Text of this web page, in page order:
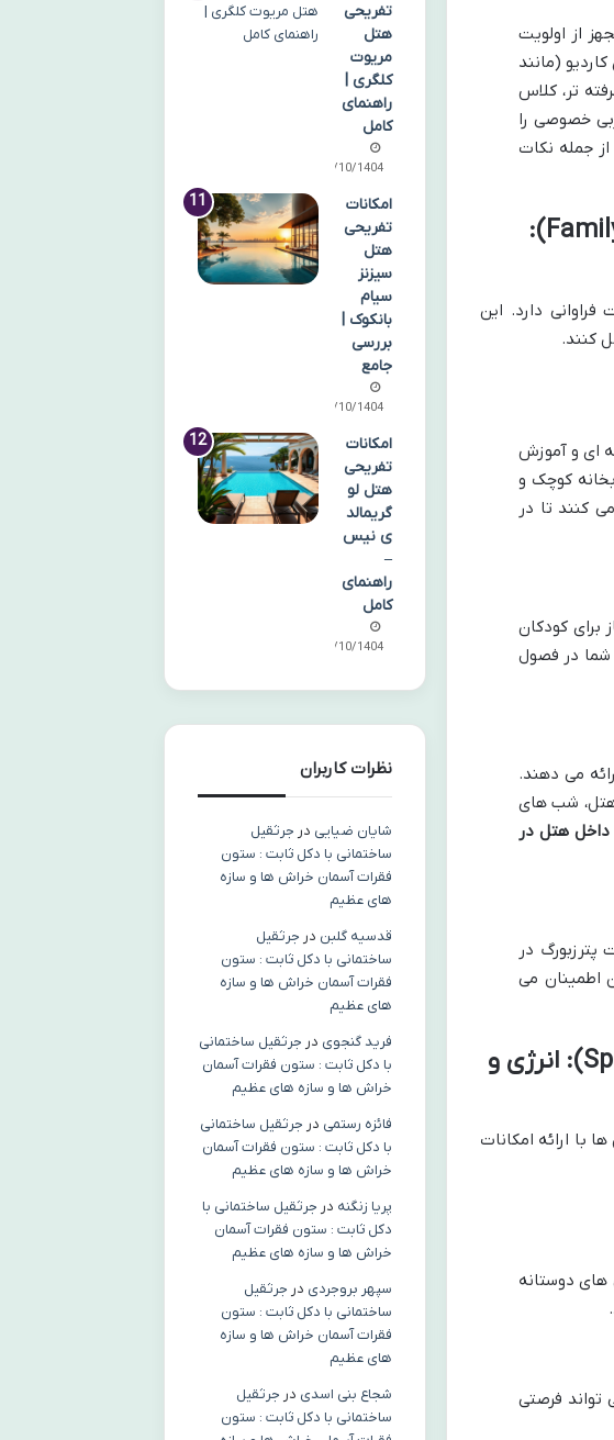
از اولویت
(مانند
تر، کلاس
خصوصی را
هتل های خاص، از جمله نکات
سرگرمی های خانوادگی و کودکان (Family & Children’s Entertainment):
دارد. این
کنند.
ای و آموزش
کوچک و
کنند تا در
کودکان
شما در فصول
می دهند.
هتل، شب های
هتل در
در
اطمینان می
فعالیت های ورزشی و تفریحات فعال (Sports & Active Recreation): انرژی و
با ارائه امکانات
دوستانه
تواند فرصتی
تفریحی
هتل
مریوت
کلگری |
راهنمای
کامل
06/10/1404
امکانات
تفریحی
هتل
سیزنز
سیام
بانکوک |
بررسی
جامع
06/10/1404
امکانات
تفریحی
هتل لو
گریمالد
ی نیس
–
راهنمای
کامل
06/10/1404
نظرات کاربران
شایان ضیایی در جرثقیل
ساختمانی با دکل ثابت : ستون
فقرات آسمان خراش ها و سازه
های عظیم
قدسیه گلبن در جرثقیل
ساختمانی با دکل ثابت : ستون
فقرات آسمان خراش ها و سازه
های عظیم
فرید گنجوی در جرثقیل ساختمانی
با دکل ثابت : ستون فقرات آسمان
خراش ها و سازه های عظیم
فائزه رستمی در جرثقیل ساختمانی
با دکل ثابت : ستون فقرات آسمان
خراش ها و سازه های عظیم
پریا زنگنه در جرثقیل ساختمانی با
دکل ثابت : ستون فقرات آسمان
خراش ها و سازه های عظیم
سپهر بروجردی در جرثقیل
ساختمانی با دکل ثابت : ستون
فقرات آسمان خراش ها و سازه
های عظیم
شجاع بنی اسدی در جرثقیل
ساختمانی با دکل ثابت : ستون